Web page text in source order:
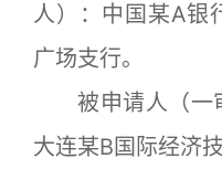
人）：中国某A银
广场支行。
被申请人（一审
大连某B国际经济